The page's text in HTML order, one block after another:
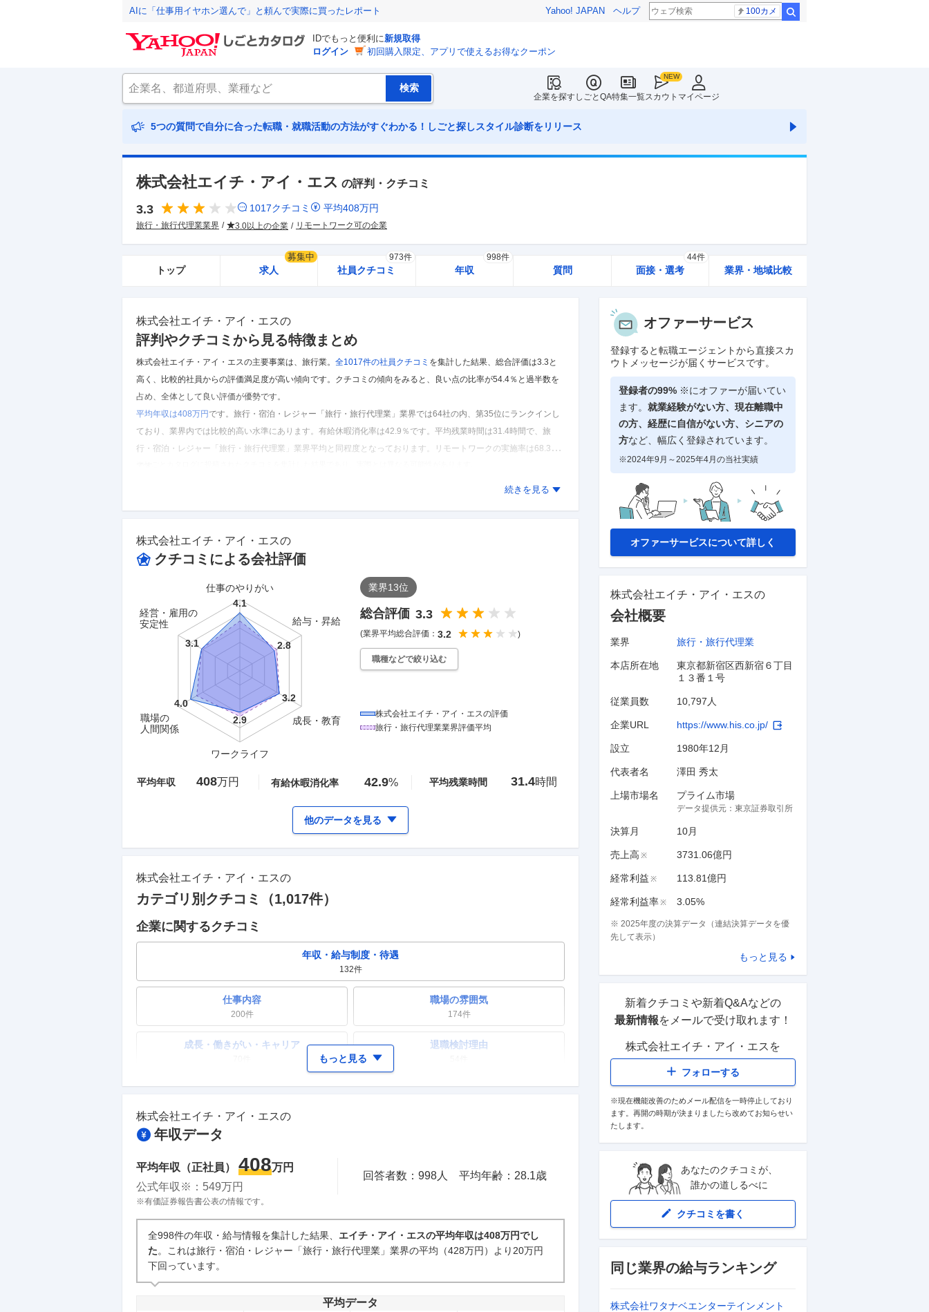
AIに「仕事用イヤホン選んで」と頼んで実際に買ったレポート Yahoo! JAPAN ヘルプ 100カメ
IDでもっと便利に新規取得
ログイン
初回購入限定、アプリで使えるお得なクーポン
企業を探すしごとQA特集一覧スカウト マイページ
5つの質問で自分に合った転職・就職活動の方法がすぐわかる！しごと探しスタイル診断をリリース
株式会社エイチ・アイ・エス の評判・クチコミ
3.3 1017クチコミ 平均408万円
旅行・旅行代理業業界 3.0以上の企業 リモートワーク可の企業
トップ 求人
募集中
社員クチコミ
973件
年収
998件
質問 面接・選考
44件
業界・地域比較
株式会社エイチ・アイ・エスの
評判やクチコミから見る特徴まとめ
株式会社エイチ・アイ・エスの主要事業は、旅行業。 全1017件の社員クチコミ を集計した結果、 総合評価は3.3と
高く、比較的社員からの評価満足度が高い傾向です。 クチコミの傾向をみると、良い点の比率が54.4％と過半数を
占め、全体として良い評価が優勢です。
平均年収は408万円です。 旅行・宿泊・レジャー「旅行・旅行代理業」業界では64社の内、第35位にランクインし
ており、業界内では比較的高い水準にあります。 有給休暇消化率は42.9％です。 平均残業時間は31.4時間で、旅
行・宿泊・レジャー「旅行・旅行代理業」業界平均と同程度となっております。
リモートワークの実施率は68.3％
続きを見る
株式会社エイチ・アイ・エスの
クチコミによる会社評価
業界13位
総合評価 3.3
(業界平均総合評価： 3.2 )
職種などで絞り込む
仕事のやりがい
給与・昇給
成長・教育
ワークライフ
職場の
人間関係
経営・雇用の
安定性
株式会社エイチ・アイ・エスの評価
旅行・旅行代理業業界評価平均
平均年収 408万円 有給休暇消化率 42.9% 平均残業時間 31.4時間
他のデータを見る
株式会社エイチ・アイ・エスの
カテゴリ別クチコミ（1,017件）
企業に関するクチコミ
年収・給与制度・待遇
132件
仕事内容
200件
職場の雰囲気
174件
成長・働きがい・キャリア 退職検討理由
ワークライフバランス 女性の活躍・働きやすさ
人事・評価制度
33
入社理由・入社後ギャップ
企業の選考に関するクチコミ
中途採用面接・選考 新卒採用面接・選考
もっと見る
株式会社エイチ・アイ・エスの
年収データ
平均年収（正社員） 408万円
公式年収※： 549万円
回答者数：998 人 平均年齢： 28.1歳
※有価証券報告書公表の情報です。
全998件の年収・給与情報を集計した結果、 エイチ・アイ・エスの平均年収は408万円でし
た。これは旅行・宿泊・レジャー「旅行・旅行代理業」業界の平均（428万円）より20万円
下回っています。
平均データ
オファーサービス
登録すると転職エージェントから直接スカ
ウトメッセージが届くサービスです。
登録者の99% ※にオファーが届いてい
ます。 就業経験がない方、現在離職中
の方、 経歴に自信がない方、シニアの
方など、幅広く登録されています。
※2024年9月～2025年4月の当社実績
オファーサービスについて詳しく
株式会社エイチ・アイ・エスの
会社概要
業界 旅行・旅行代理業
本店所在地
東京都新宿区西新宿６丁目
１３番１号
従業員数 10,797人
企業URL https://www.his.co.jp/
設立 1980年12月
代表者名 澤田 秀太
上場市場名 プライム市場
データ提供元： 東京証券取引所
決算月 10月
売上高 ※ 3731.06億円
経常利益 ※ 113.81億円
経常利益率※ 3.05%
※ 2025年度の決算データ（連結決算データを優
先して表示）
もっと見る
新着クチコミや新着Q&Aなどの
最新情報をメールで受け取れます！
株式会社エイチ・アイ・エス を
フォローする
※現在機能改善のためメール配信を一時停止しており
ます。再開の時期が決まりましたら改めてお知らせい
たします。
あなたのクチコミが、
誰かの道しるべに
クチコミを書く
同じ業界の給与ランキング
株式会社ワタナベエンターテインメント